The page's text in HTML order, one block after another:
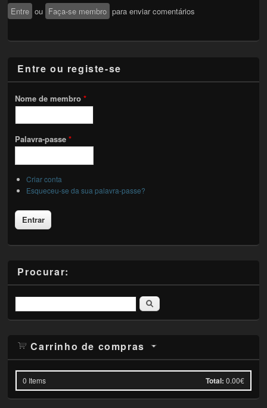
Entre ou Faça-se membro para enviar comentários
Entre ou registe-se
Nome de membro*
Palavra-passe*
Criar conta
Esqueceu-se da sua palavra-passe?
Procurar:
Pesquisar
Carrinho de compras
0 Items Total: 0.00€